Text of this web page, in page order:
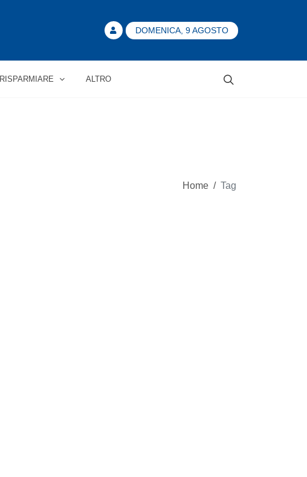
DOMENICA, 9 AGOSTO
RISPARMIARE ALTRO
Home / Tag